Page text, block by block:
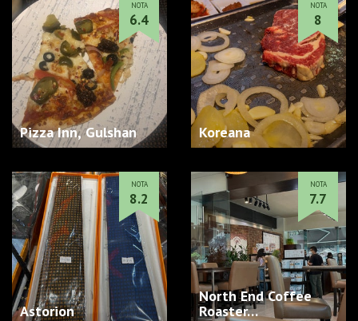
Pizza Inn, Gulshan
NOTA
6.4
Koreana
NOTA
8
Astorion
NOTA
8.2
North End Coffee
Roaster…
NOTA
7.7